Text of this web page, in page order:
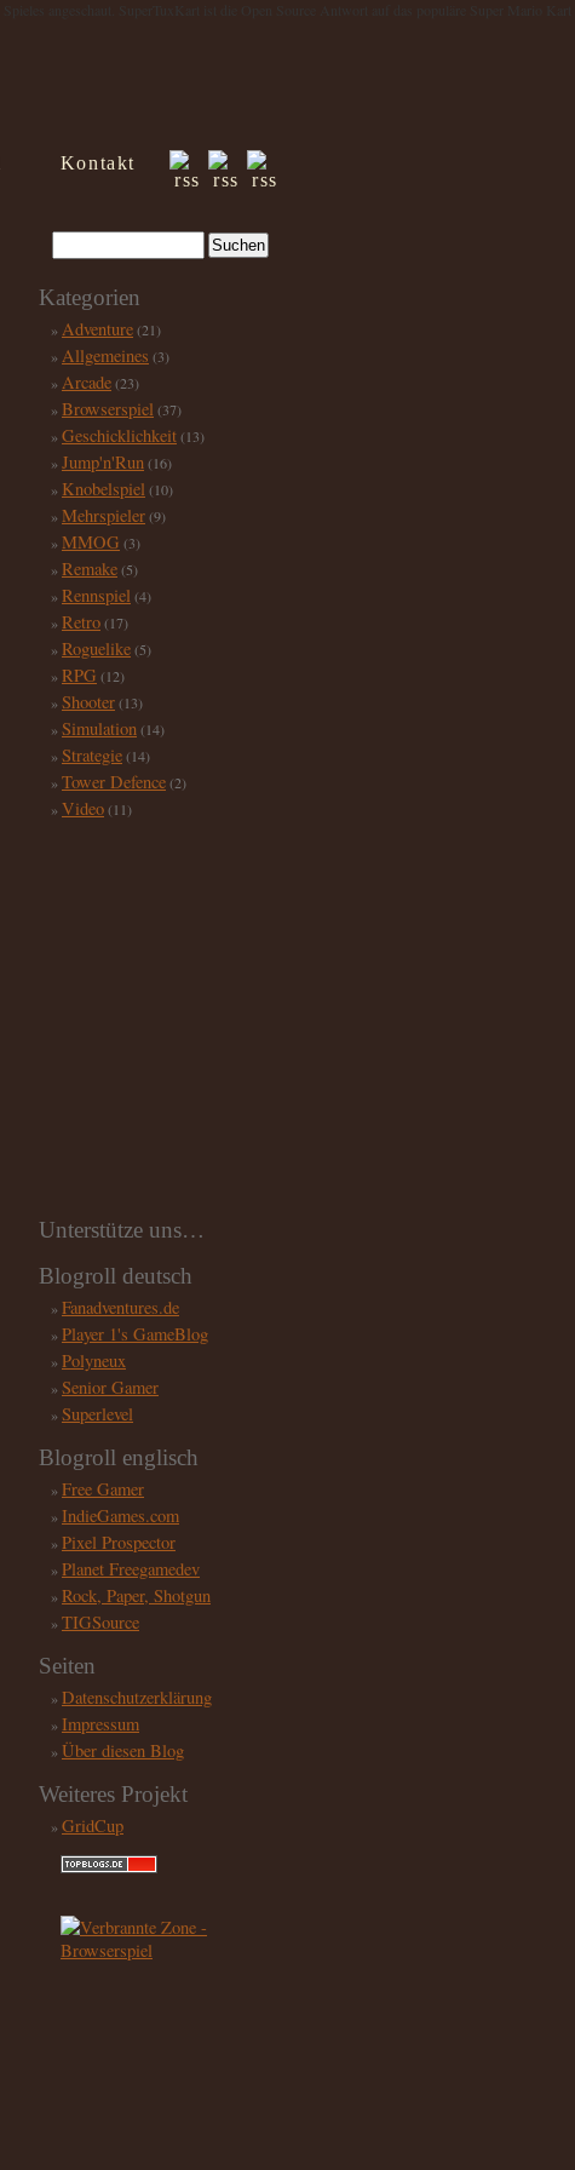
Kontakt
Kategorien
Adventure(21)
Allgemeines (3)
Arcade(23)
Browserspiel (37)
Geschicklichkeit(13)
Jump'n'Run(16)
Knobelspiel (10)
Mehrspieler(9)
MMOG (3)
Remake(5)
Rennspiel (4)
Retro(17)
Roguelike(5)
RPG (12)
Shooter(13)
Simulation(14)
Strategie(14)
Tower Defence(2)
Video(11)
Unterstütze uns…
Blogroll deutsch
Fanadventures.de
Player 1's GameBlog
Polyneux
Senior Gamer
Superlevel
Blogroll englisch
Free Gamer
IndieGames.com
Pixel Prospector
Planet Freegamedev
Rock, Paper, Shotgun
TIGSource
Seiten
Datenschutzerklärung
Impressum
Über diesen Blog
Weiteres Projekt
GridCup